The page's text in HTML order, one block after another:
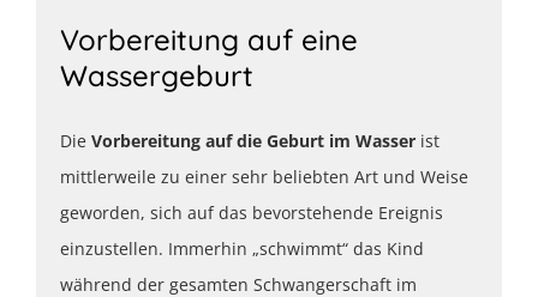
Vorbereitung auf eine
Wassergeburt
Die Vorbereitung auf die Geburt im Wasser ist
mittlerweile zu einer sehr beliebten Art und Weise
geworden, sich auf das bevorstehende Ereignis
einzustellen. Immerhin „schwimmt“ das Kind
während der gesamten Schwangerschaft im